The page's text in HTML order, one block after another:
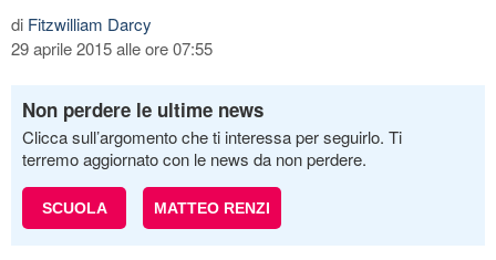
di Fitzwilliam Darcy
29 aprile 2015 alle ore 07:55
Non perdere le ultime news
Clicca sull’argomento che ti interessa per seguirlo. Ti
terremo aggiornato con le news da non perdere.
SCUOLA MATTEO RENZI